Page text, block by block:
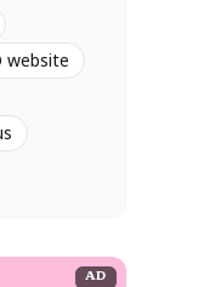
website
AD